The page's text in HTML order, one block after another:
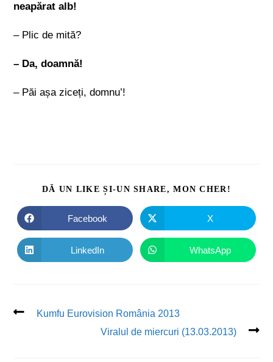
neapărat alb!
– Plic de mită?
– Da, doamnă!
– Păi așa ziceți, domnu’!
DĂ UN LIKE ȘI-UN SHARE, MON CHER!
Facebook X
LinkedIn WhatsApp
Kumfu Eurovision România 2013
Viralul de miercuri (13.03.2013)